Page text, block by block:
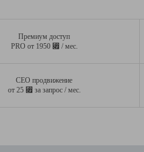
Премиум доступ
PRO от 1950 ⃏ / мес.
СЕО продвижение
от 25 ⃏ за запрос / мес.